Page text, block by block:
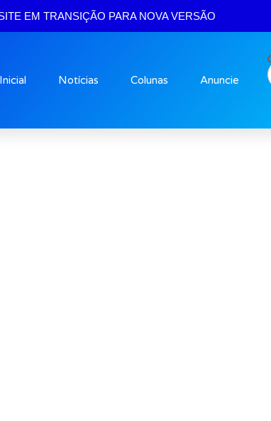
EM TRANSIÇÃO PARA NOVA VERSÃO
Notícias Colunas Anuncie